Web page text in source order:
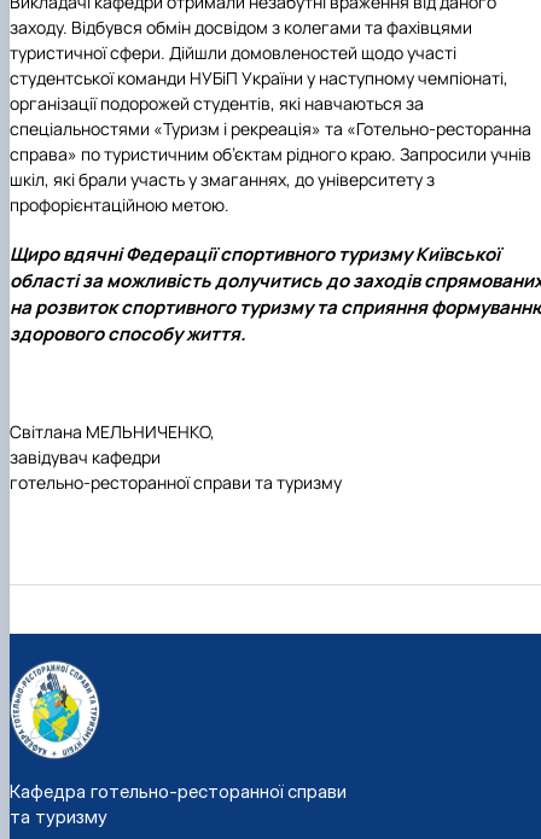
заходу. Відбувся обмін досвідом з колегами та фахівцями
туристичної сфери. Дійшли домовленостей щодо участі
студентської команди НУБіП України у наступному чемпіонаті,
організації подорожей студентів, які навчаються за
спеціальностями «Туризм і рекреація» та «Готельно-ресторанна
справа» по туристичним об’єктам рідного краю. Запросили учнів
шкіл, які брали участь у змаганнях, до університету з
профорієнтаційною метою.
Щиро вдячні Федерації спортивного туризму Київської
області за можливість долучитись до заходів
на розвиток спортивного туризму та сприяння
здорового способу життя.
Світлана МЕЛЬНИЧЕНКО,
завідувач кафедри
готельно-ресторанної справи та туризму
Кафедра готельно-ресторанної справи
та туризму